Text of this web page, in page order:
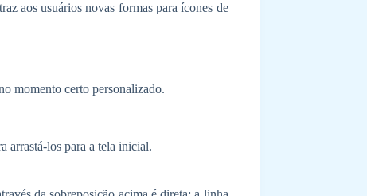
aos usuários novas formas para ícones de
momento certo personalizado.
arrastá-los para a tela inicial.